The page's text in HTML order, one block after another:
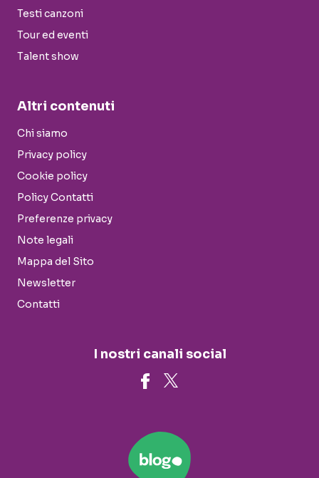
Testi canzoni
Tour ed eventi
Talent show
Altri contenuti
Chi siamo
Privacy policy
Cookie policy
Policy Contatti
Preferenze privacy
Note legali
Mappa del Sito
Newsletter
Contatti
I nostri canali social